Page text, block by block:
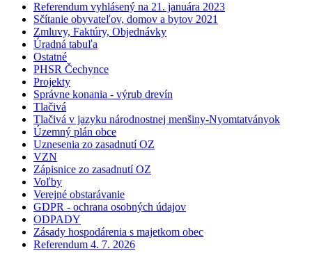
Referendum vyhlásený na 21. januára 2023
Sčítanie obyvateľov, domov a bytov 2021
Zmluvy, Faktúry, Objednávky
Úradná tabuľa
Ostatné
PHSR Čechynce
Projekty
Správne konania - výrub drevín
Tlačivá
Tlačivá v jazyku národnostnej menšiny-Nyomtatványok
Územný plán obce
Uznesenia zo zasadnutí OZ
VZN
Zápisnice zo zasadnutí OZ
Voľby
Verejné obstarávanie
GDPR - ochrana osobných údajov
ODPADY
Zásady hospodárenia s majetkom obec
Referendum 4. 7. 2026